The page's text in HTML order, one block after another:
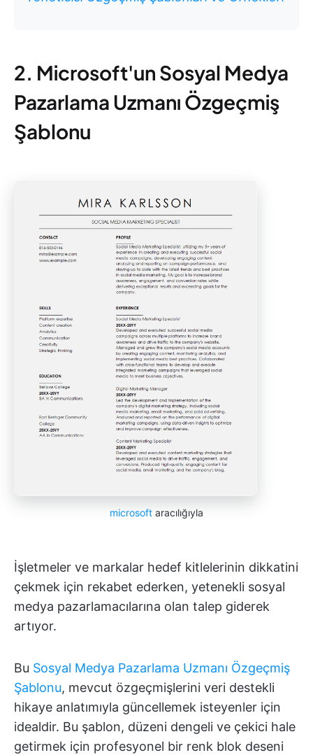
2. Microsoft'un Sosyal Medya
Pazarlama Uzmanı Özgeçmiş
Şablonu
microsoft aracılığıyla
İşletmeler ve markalar hedef kitlelerinin dikkatini
çekmek için rekabet ederken, yetenekli sosyal
medya pazarlamacılarına olan talep giderek
artıyor.
Bu Sosyal Medya Pazarlama Uzmanı Özgeçmiş
Şablonu, mevcut özgeçmişlerini veri destekli
hikaye anlatımıyla güncellemek isteyenler için
idealdir. Bu şablon, düzeni dengeli ve çekici hale
getirmek için profesyonel bir renk blok deseni